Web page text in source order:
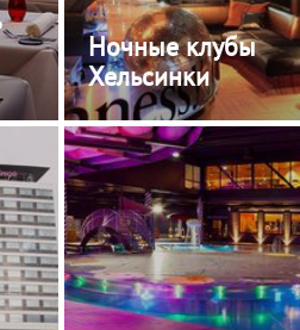
Ночные клубы
Хельсинки